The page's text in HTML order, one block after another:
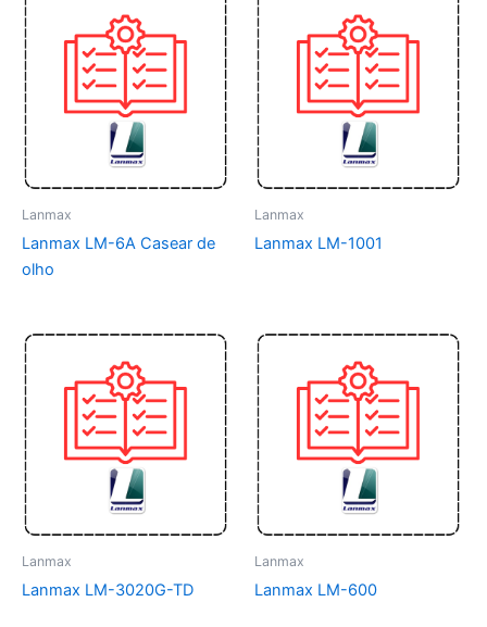
Lanmax
Lanmax LM-6A Casear de
olho
Lanmax
Lanmax LM-1001
Lanmax
Lanmax LM-3020G-TD
Lanmax
Lanmax LM-600